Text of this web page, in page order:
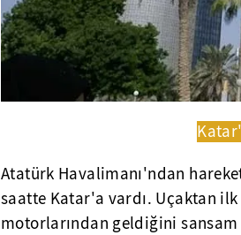
Atatürk Havalimanı'ndan
saatte Katar'a vardı. Uçaktan
motorlarından geldiğini sansam